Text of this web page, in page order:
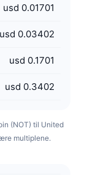
usd 0.01701
usd 0.03402
usd 0.1701
usd 0.3402
(NOT) til United
multiplene.